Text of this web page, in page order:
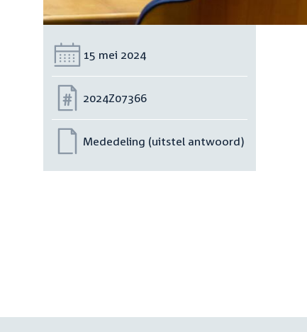
Datum:
15 mei 2024
Nummer:
2024Z07366
Mededeling (uitstel antwoord)